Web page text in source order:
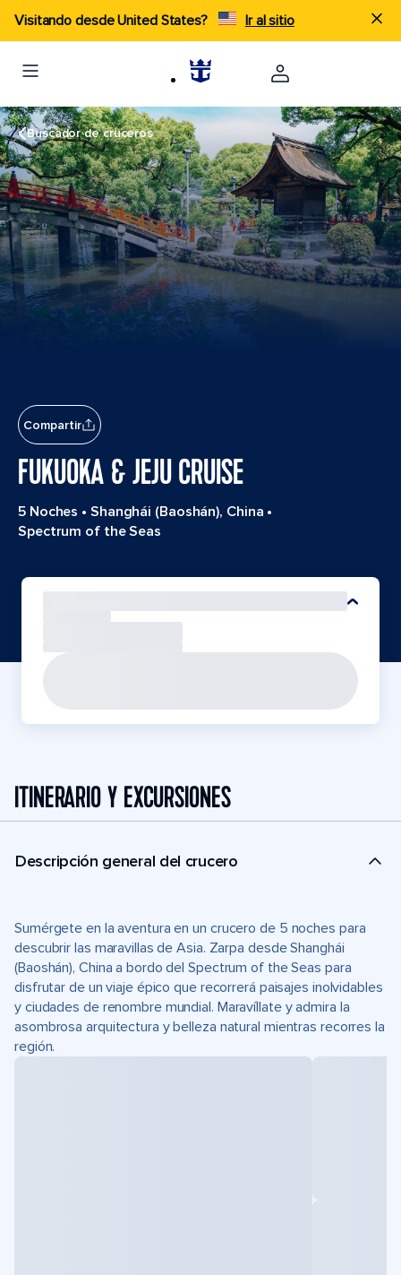
Visitando desde United States? Ir al sitio
Buscador de cruceros
Compartir
FUKUOKA & JEJU CRUISE
5 Noches • Shanghái (Baoshán), China •
Spectrum of the Seas
ITINERARIO Y EXCURSIONES
Descripción general del crucero
Sumérgete en la aventura en un crucero de 5 noches para
descubrir las maravillas de Asia. Zarpa desde Shanghái
(Baoshán), China a bordo del Spectrum of the Seas para
disfrutar de un viaje épico que recorrerá paisajes inolvidables
y ciudades de renombre mundial. Maravíllate y admira la
asombrosa arquitectura y belleza natural mientras recorres la
región.